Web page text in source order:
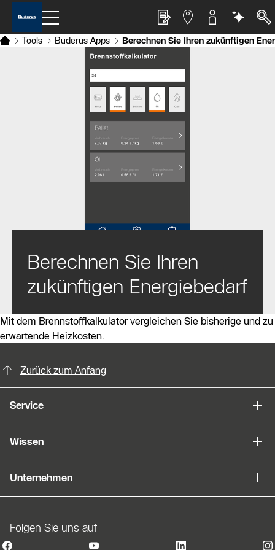
Tools Buderus Apps Berechnen Sie Ihren zukünftigen
Berechnen Sie Ihren
zukünftigen Energiebedarf
Mit dem Brennstoffkalkulator vergleichen Sie bisherige und zu
erwartende Heizkosten.
Zurück zum Anfang
Service
Wissen
Unternehmen
Folgen Sie uns auf